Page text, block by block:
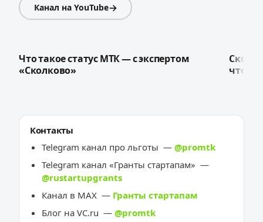
Канал на YouTube→
Что такое статус МТК — с экспертом
«Сколково»
что
Контакты
Telegram канал про льготы — @promtk
Telegram канал «Гранты стартапам» —
@rustartupgrants
Канал в МАХ — Гранты стартапам
Блог на VC.ru — @promtk